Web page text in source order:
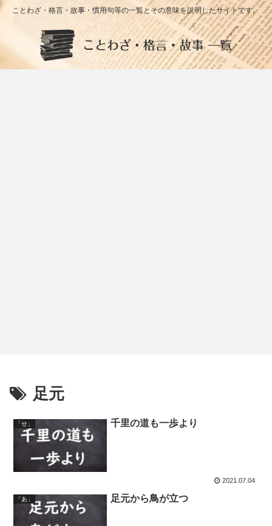
ことわざ・格言・故事・慣用句等の一覧とその意味を説明したサイトです。
足元
「せ」 千里の道も一歩より
2021.07.04
「あ」 足元から鳥が立つ